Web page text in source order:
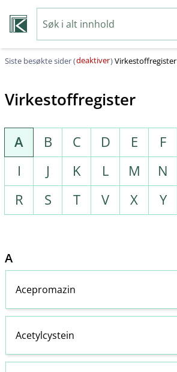
Siste besøkte sider (deaktiver)Virkestoffregister
Virkestoffregister
A B C D E F
I
J K L M N
R
S T V X Y
A
Acepromazin
Acetylcystein